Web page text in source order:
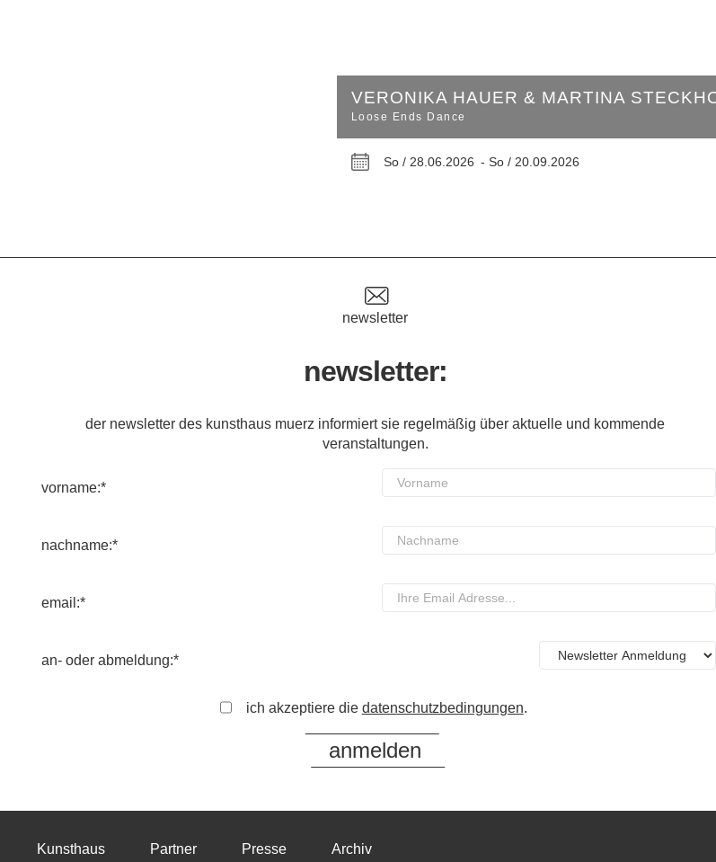
VERONIKA HAUER & MARTINA
Loose Ends Dance
So / 28.06.2026 - So / 20.09.2026
newsletter
newsletter:
der newsletter des kunsthaus muerz informiert sie regelmäßig über aktuelle und kommende
veranstaltungen.
vorname:*
nachname:*
email:*
an- oder abmeldung:*
ich akzeptiere die datenschutzbedingungen.
Kunsthaus Partner Presse Archiv